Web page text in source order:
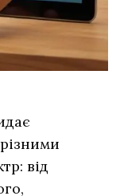
від